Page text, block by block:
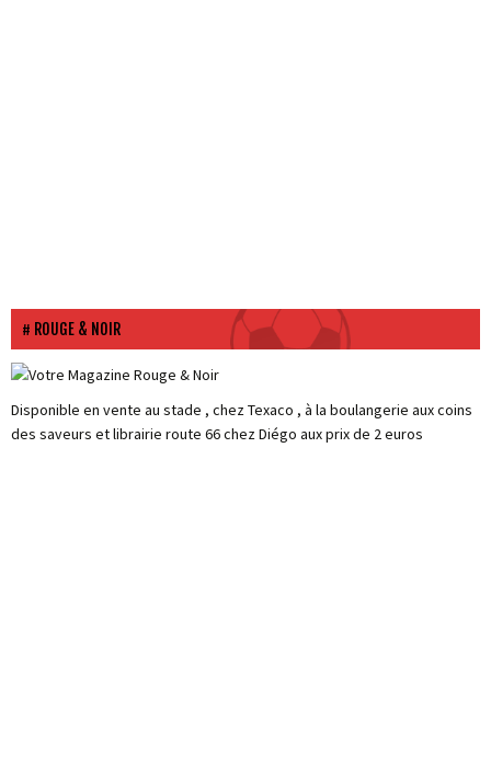
ROUGE & NOIR
Disponible en vente au stade , chez Texaco , à la boulangerie aux coins
des saveurs et librairie route 66 chez Diégo aux prix de 2 euros